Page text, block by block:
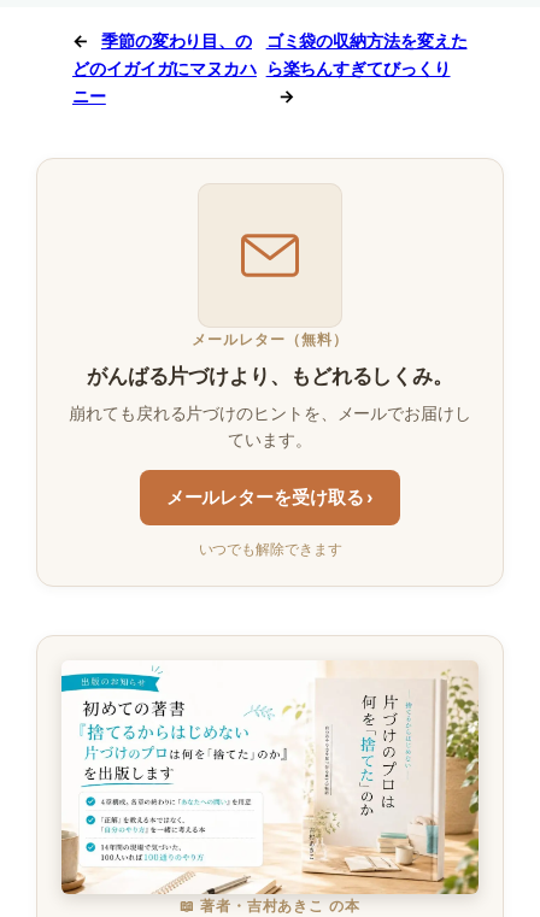
←
季節の変わり目、の
どのイガイガにマヌカハ
ニー
ゴミ袋の収納方法を変えた
ら楽ちんすぎてびっくり
→
メールレター（無料）
がんばる片づけより、もどれるしくみ。
崩れても戻れる片づけのヒントを、メールでお届けし
ています。
メールレターを受け取る ›
いつでも解除できます
📖 著者・吉村あきこ の本